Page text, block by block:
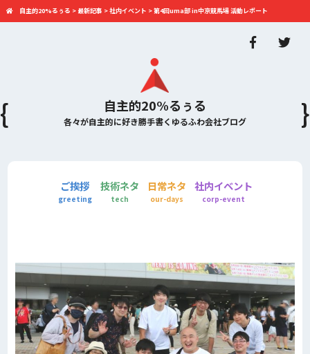
自主的20%るぅる
各々が自主的に好き勝手書くゆるふわ会社ブログ
自主的20%るぅる > 最新記事 >社内イベント >第4回uma部 in中京競馬場 活動レポート
ご挨拶
greeting
技術ネタ
tech
日常ネタ
our-days
社内イベント
corp-event